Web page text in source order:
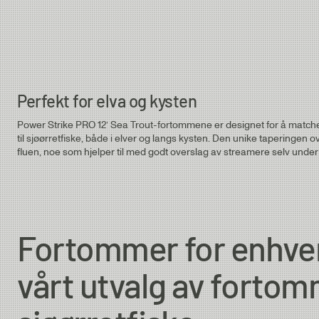
Salmon 6.5 ft | ⌀ 0.35 - 0.45 mm
Salmon 12 ft | ⌀ 0.30 - 0.45 mm
Salmon 15 ft | ⌀ 0.35 - 0.45 mm
0.33 0.57mm
0X 0.57mm
1X 0.57mm
2X 0.57mm
Perfekt for elva og kysten
Power Strike PRO 12’ Sea Trout-fortommene er designet for å
til sjøørretfiske, både i elver og langs kysten. Den unike taperingen
fluen, noe som hjelper til med godt overslag av streamere selv
Fortommer for
vårt utvalg av